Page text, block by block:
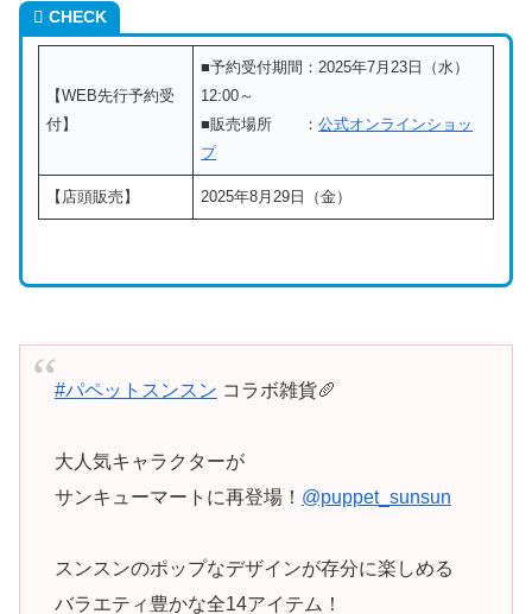
CHECK
【WEB先行予約受
付】
■予約受付期間：2025年7月23日（水）
12:00～
■販売場所 ：公式オンラインショッ
プ
【店頭販売】 2025年8月29日（金）
#パペットスンスン コラボ雑貨🥖
大人気キャラクターが
サンキューマートに再登場！ @puppet_sunsun
スンスンのポップなデザインが存分に楽しめる
バラエティ豊かな全14アイテム！